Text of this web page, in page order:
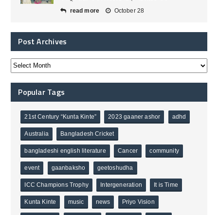
read more October 28
Post Archives
Popular Tags
21st Century “Kunta Kinte” 2023 gaaner ashor adhd
Australia Bangladesh Cricket
bangladeshi english literature Cancer community
event gaanbaksho geetoshudha
ICC Champions Trophy Intergeneration It is Time
Kunta Kinte music news Priyo Vision